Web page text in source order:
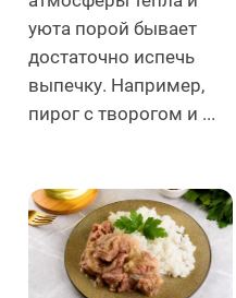
уюта порой бывает
достаточно испечь
выпечку. Например,
пирог с творогом и ...